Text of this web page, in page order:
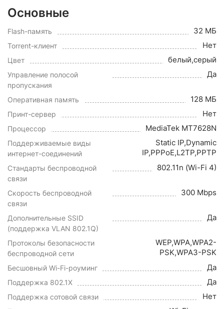
Основные
Flash-память 32 МБ
Torrent-клиент Нет
Цвет белый,серый
Управление полосой
пропускания
Да
Оперативная память 128 МБ
Принт-сервер Нет
Процессор MediaTek MT7628N
Поддерживаемые виды
интернет-соединений
Static IP,Dynamic
IP,PPPoE,L2TP,PPTP
Стандарты беспроводной
связи
802.11n (Wi-Fi 4)
Скорость беспроводной
связи
300 Mbps
Дополнительные SSID
(поддержка VLAN 802.1Q)
Да
Протоколы безопасности
беспроводной сети
WEP,WPA,WPA2-
PSK,WPA3-PSK
Бесшовный Wi-Fi-роуминг Да
Поддержка 802.1X Да
Поддержка сотовой связи Нет